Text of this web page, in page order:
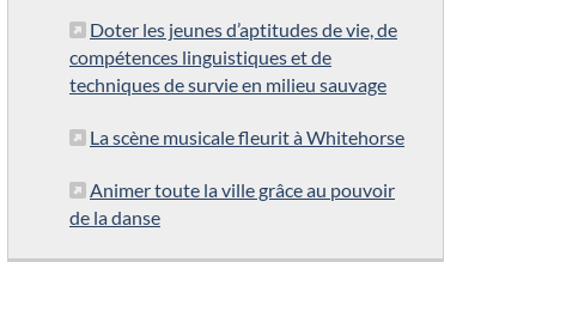
Doter les jeunes d’aptitudes de vie, de
compétences linguistiques et de
techniques de survie en milieu sauvage(Liens externes)
La scène musicale fleurit à Whitehorse(Liens externes)
Animer toute la ville grâce au pouvoir
de la danse(Liens externes)